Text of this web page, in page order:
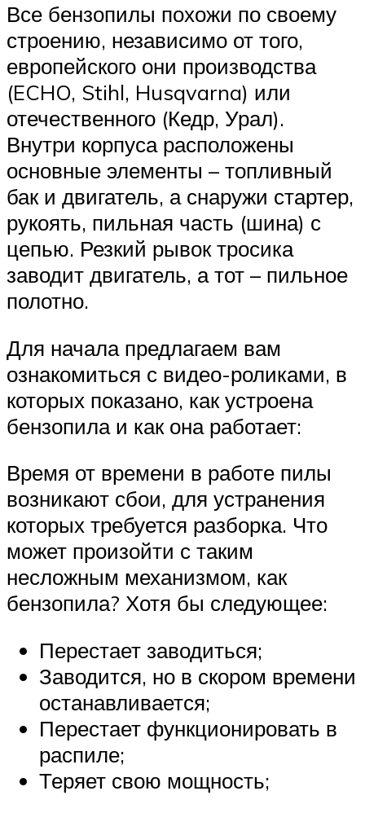
Все бензопилы похожи по своему
строению, независимо от того,
европейского они производства
(ECHO, Stihl, Husqvarna) или
отечественного (Кедр, Урал).
Внутри корпуса расположены
основные элементы – топливный
бак и двигатель, а снаружи стартер,
рукоять, пильная часть (шина) с
цепью. Резкий рывок тросика
заводит двигатель, а тот – пильное
полотно.
Для начала предлагаем вам
ознакомиться с видео-роликами, в
которых показано, как устроена
бензопила и как она работает:
Время от времени в работе пилы
возникают сбои, для устранения
которых требуется разборка. Что
может произойти с таким
несложным механизмом, как
бензопила? Хотя бы следующее:
Перестает заводиться;
Заводится, но в скором времени
останавливается;
Перестает функционировать в
распиле;
Теряет свою мощность;